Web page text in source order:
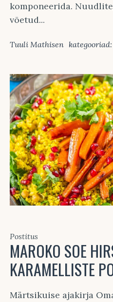
komponeerida.
võetud...
Tuuli Mathisen kategooriad:
Postitus
MAROKO SOE
KARAMELLISTE
Märtsikuise ajakirja